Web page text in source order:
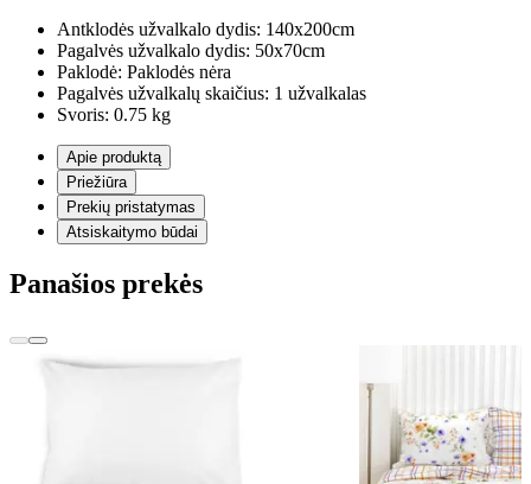
Antklodės užvalkalo dydis: 140x200cm
Pagalvės užvalkalo dydis: 50x70cm
Paklodė: Paklodės nėra
Pagalvės užvalkalų skaičius: 1 užvalkalas
Svoris: 0.75 kg
Apie produktą
Priežiūra
Prekių pristatymas
Atsiskaitymo būdai
Panašios prekės